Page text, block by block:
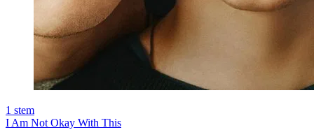
1 stem
I Am Not Okay With This